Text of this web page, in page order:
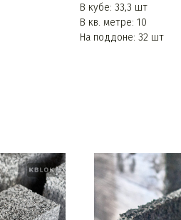
В кубе: 33,3 шт
В кв. метре: 10
На поддоне: 32 шт